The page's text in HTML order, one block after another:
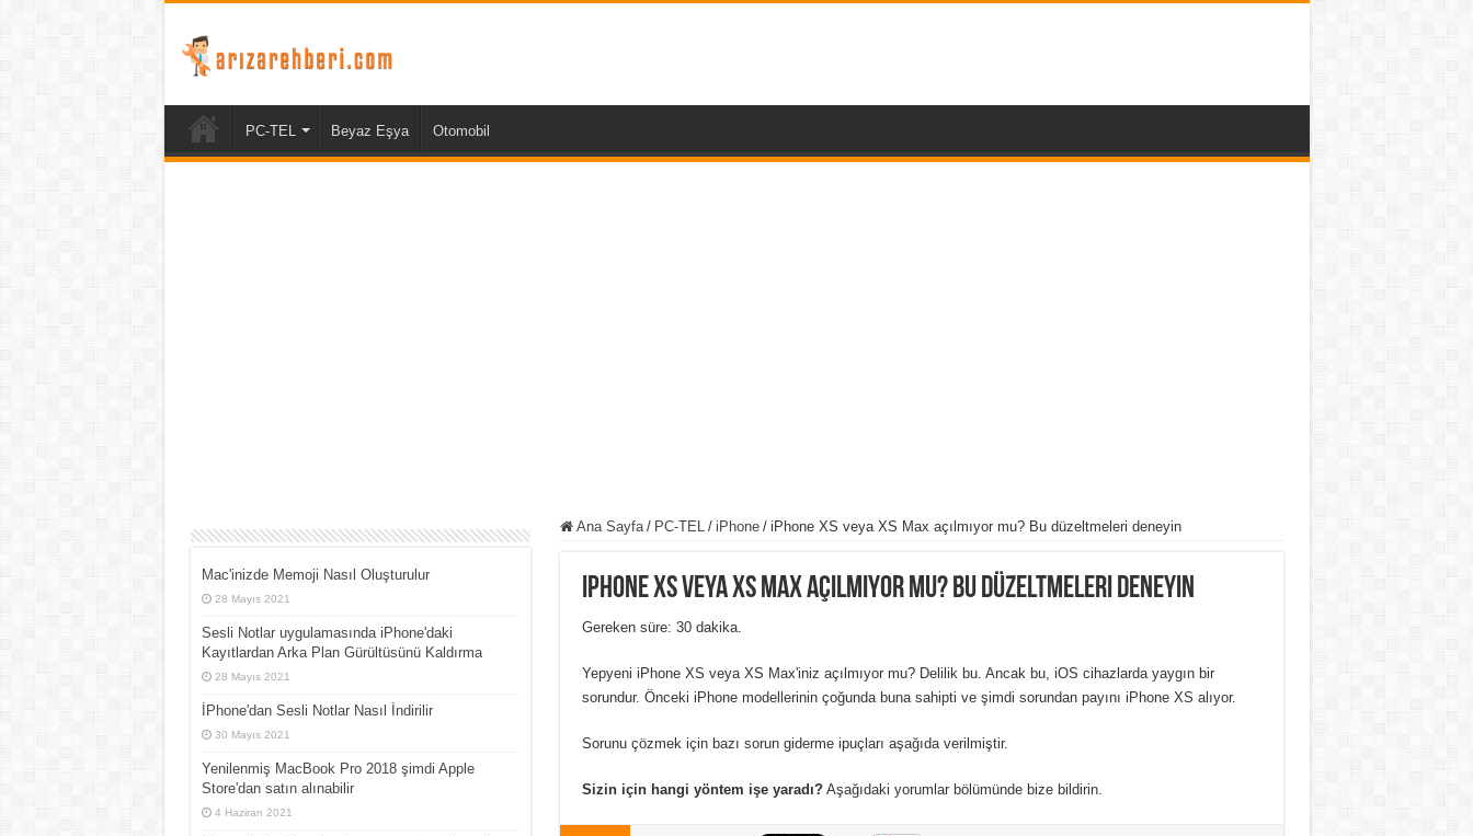
PC-TEL Beyaz Eşya Otomobil
Ana Sayfa / PC-TEL / iPhone / iPhone XS veya XS Max açılmıyor mu? Bu düzeltmeleri deneyin
iPhone XS veya XS Max açılmıyor mu? Bu düzeltmeleri deneyin
Gereken süre: 30 dakika.
Yepyeni iPhone XS veya XS Max'iniz açılmıyor mu? Delilik bu. Ancak bu, iOS cihazlarda yaygın bir
sorundur. Önceki iPhone modellerinin çoğunda buna sahipti ve şimdi sorundan payını iPhone XS alıyor.
Sorunu çözmek için bazı sorun giderme ipuçları aşağıda verilmiştir.
Sizin için hangi yöntem işe yaradı?Aşağıdaki yorumlar bölümünde bize bildirin.
Mac'inizde Memoji Nasıl Oluşturulur
28 Mayıs 2021
Sesli Notlar uygulamasında iPhone'daki
Kayıtlardan Arka Plan Gürültüsünü Kaldırma
28 Mayıs 2021
İPhone'dan Sesli Notlar Nasıl İndirilir
30 Mayıs 2021
Yenilenmiş MacBook Pro 2018 şimdi Apple
Store'dan satın alınabilir
4 Haziran 2021